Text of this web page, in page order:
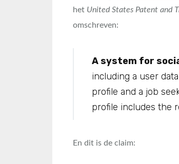
het United States Patent and
omschreven:
A system for
including a user
profile and a job
profile includes the
En dit is de claim: